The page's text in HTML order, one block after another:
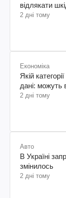
відлякати
2 дні тому
Економіка
Якій
дані: можуть
2 дні тому
Авто
В Україні
змінилось
2 дні тому